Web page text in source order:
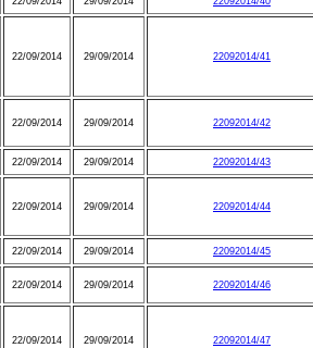
22/09/2014 29/09/2014 22092014/41
22/09/2014 29/09/2014 22092014/42
22/09/2014 29/09/2014 22092014/43
22/09/2014 29/09/2014 22092014/44
22/09/2014 29/09/2014 22092014/45
22/09/2014 29/09/2014 22092014/46
22/09/2014 29/09/2014 22092014/47